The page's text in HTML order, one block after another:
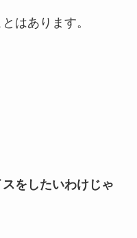
はあります。
をしたいわけじゃ